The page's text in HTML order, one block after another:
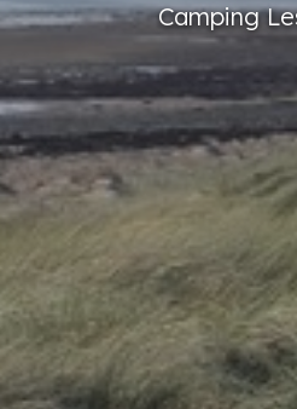
Camping